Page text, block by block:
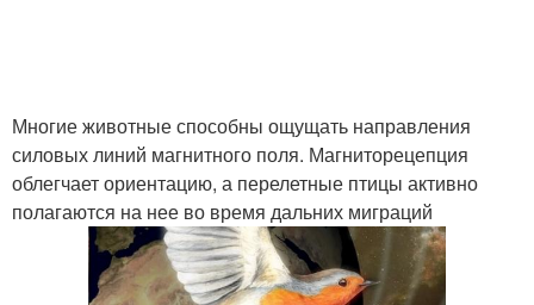
Многие животные способны ощущать направления
силовых линий магнитного поля. Магниторецепция
облегчает ориентацию, а перелетные птицы активно
полагаются на нее во время дальних миграций